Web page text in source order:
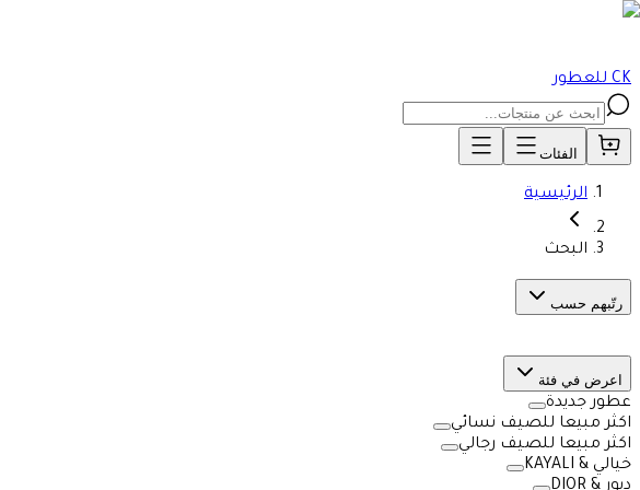
CK للعطور
الفئات
الرئيسية
البحث
رتّبهم حسب
اعرض في فئة
عطور جديدة
اكثر مبيعا للصيف نسائي
اكثر مبيعا للصيف رجالي
خيالي & KAYALI